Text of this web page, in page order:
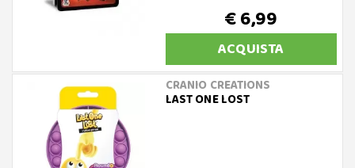
€ 6,99
ACQUISTA
CRANIO CREATIONS
LAST ONE LOST